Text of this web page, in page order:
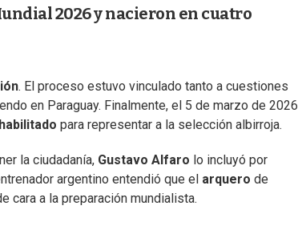
2026 y nacieron en cuatro
. El proceso estuvo vinculado tanto a cuestiones
en Paraguay. Finalmente, el 5 de marzo de 2026
habilitado para representar a la selección albirroja.
la ciudadanía, Gustavo Alfaro lo incluyó por
argentino entendió que el arquero de
cara a la preparación mundialista.